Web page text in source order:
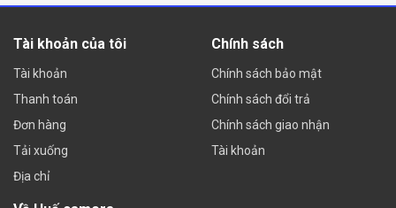
Thực hiện cuộc gọi bằng hai cách:
Cuộc gọi một chạm: nhấn nút gọi trên Camera Rex VT
Pro và điện thoại của bạn sẽ nhận được yêu cầu cuộc
gọi
Điều khiển bằng giọng nói: nói bốn từ “gọi điện thoại di
động” với thiết bị và thiết bị sẽ tự động thực hiện cuộc
gọi video đến điện thoại di động
Tài khoản của tôi
Tài khoản
Thanh toán
Đơn hàng
Tải xuống
Địa chỉ
Chính sách
Chính sách bảo mật
Chính sách đổi trả
Chính sách giao nhận
Tài khoản